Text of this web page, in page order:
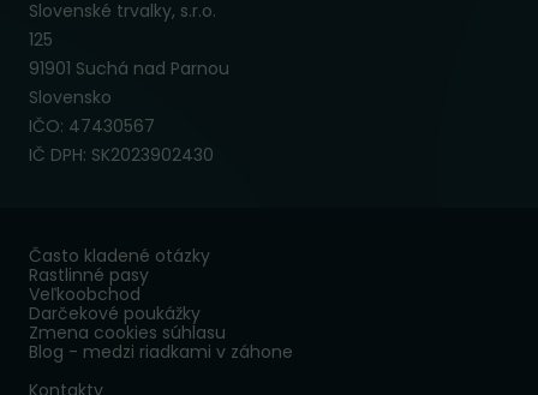
Slovenské trvalky, s.r.o.
125
91901 Suchá nad Parnou
Slovensko
IČO: 47430567
IČ DPH: SK2023902430
Často kladené otázky
Rastlinné pasy
Veľkoobchod
Darčekové poukážky
Zmena cookies súhlasu
Blog - medzi riadkami v záhone